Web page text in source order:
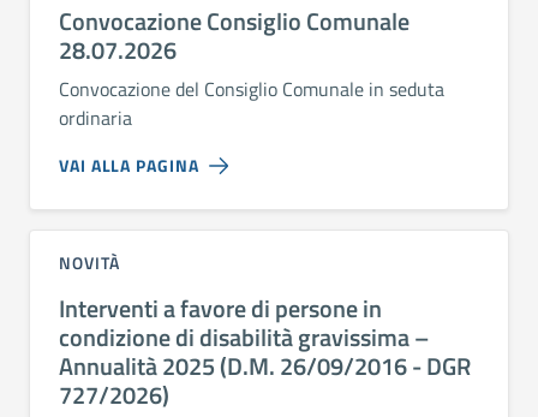
Convocazione Consiglio Comunale
28.07.2026
Convocazione del Consiglio Comunale in seduta
ordinaria
VAI ALLA PAGINA
NOVITÀ
Interventi a favore di persone in
condizione di disabilità gravissima –
Annualità 2025 (D.M. 26/09/2016 - DGR
727/2026)